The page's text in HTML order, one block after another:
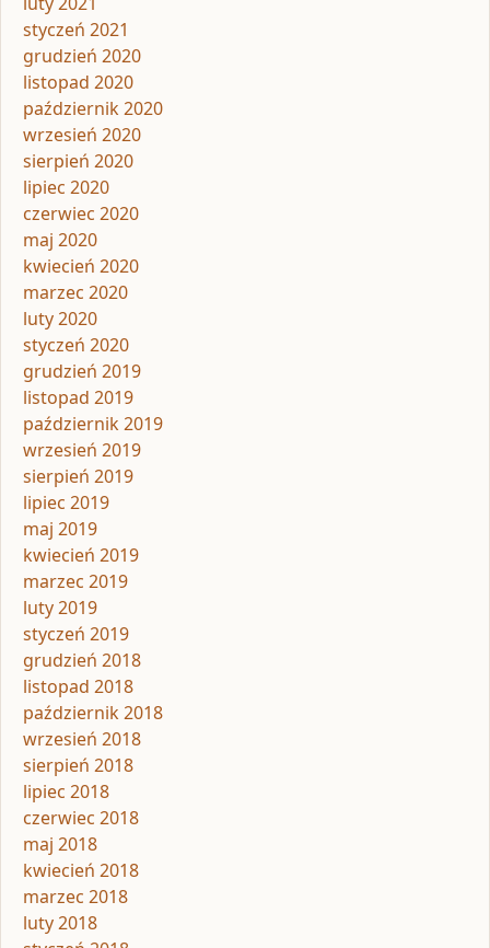
styczeń 2021
grudzień 2020
listopad 2020
październik 2020
wrzesień 2020
sierpień 2020
lipiec 2020
czerwiec 2020
maj 2020
kwiecień 2020
marzec 2020
luty 2020
styczeń 2020
grudzień 2019
listopad 2019
październik 2019
wrzesień 2019
sierpień 2019
lipiec 2019
maj 2019
kwiecień 2019
marzec 2019
luty 2019
styczeń 2019
grudzień 2018
listopad 2018
październik 2018
wrzesień 2018
sierpień 2018
lipiec 2018
czerwiec 2018
maj 2018
kwiecień 2018
marzec 2018
luty 2018